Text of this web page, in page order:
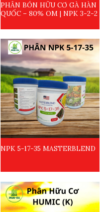
PHÂN BÓN HỮU CƠ GÀ HÀN
QUỐC – 80% OM | NPK 3-2-2
NPK 5-17-35 MASTERBLEND